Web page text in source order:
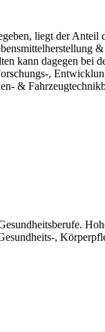
liegt der
kann dagegen bei
,
&
,